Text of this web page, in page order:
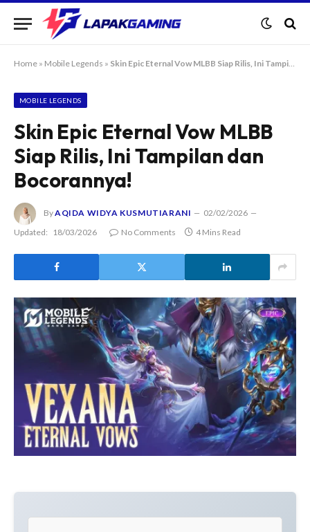
Home » Mobile Legends » Skin Epic Eternal Vow MLBB Siap Rilis, Ini Tampilan dan Bocorannya!
MOBILE LEGENDS
Skin Epic Eternal Vow MLBB
Siap Rilis, Ini Tampilan dan
Bocorannya!
ByAQIDA WIDYA KUSMUTIARANI
02/02/2026
Updated:
18/03/2026 No Comments 4 Mins Read